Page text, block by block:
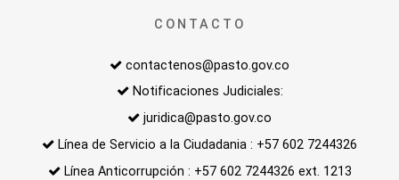
CONTACTO
contactenos@pasto.gov.co
Notificaciones Judiciales:
juridica@pasto.gov.co
Línea de Servicio a la Ciudadania : +57 602 7244326
Línea Anticorrupción : +57 602 7244326 ext. 1213